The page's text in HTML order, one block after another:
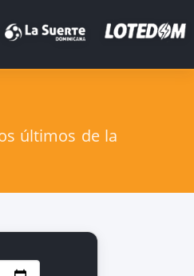
últimos de la